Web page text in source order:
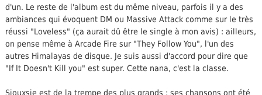
d'un. Le reste de l'album est du même niveau, parfois il y a des
ambiances qui évoquent DM ou Massive Attack comme sur le très
réussi "Loveless" (ça aurait dû être le single à mon avis) : ailleurs,
on pense même à Arcade Fire sur "They Follow You", l'un des
autres Himalayas de disque. Je suis aussi d'accord pour dire que
"If It Doesn't Kill you" est super. Cette nana, c'est la classe.
Siouxsie est de la trempe des plus grands : ses chansons ont été